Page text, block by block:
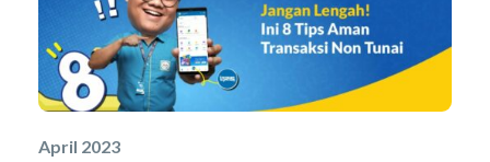
April 2023